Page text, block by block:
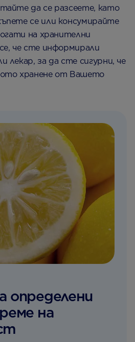
да се разсеете, като
се или консумирайте
на хранителни
че сте информирали
лекар, за да сте сигурни, че
хранене от Вашето
определени
на